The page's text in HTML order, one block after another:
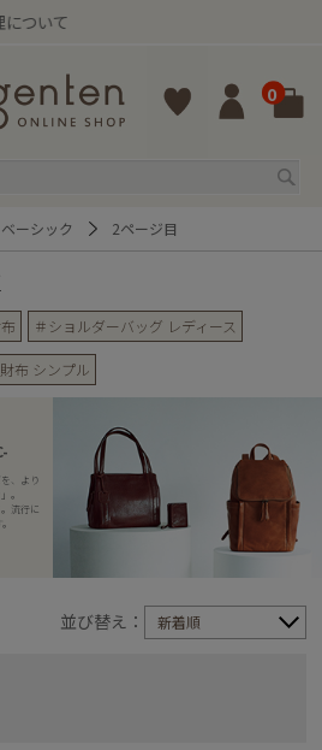
0
ーシック 2ページ目
＃ショルダーバッグ レディース
布 シンプル
、より
。
流行に
並び替え： 新着順